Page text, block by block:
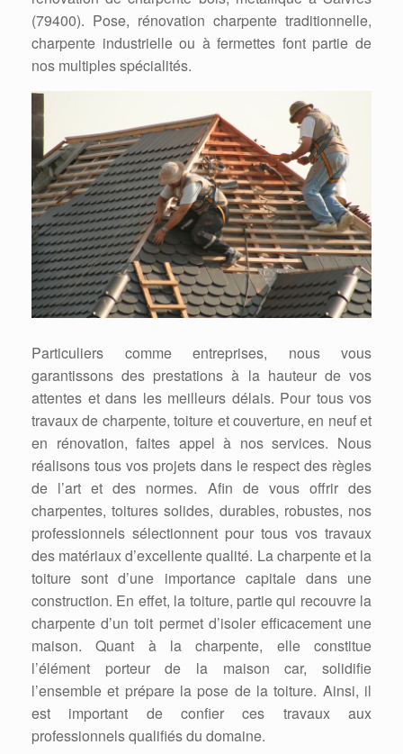
(79400). Pose, rénovation charpente traditionnelle,
charpente industrielle ou à fermettes font partie de
nos multiples spécialités.
Particuliers comme entreprises, nous vous
garantissons des prestations à la hauteur de vos
attentes et dans les meilleurs délais. Pour tous vos
travaux de charpente, toiture et couverture, en neuf et
en rénovation, faites appel à nos services. Nous
réalisons tous vos projets dans le respect des règles
de l’art et des normes. Afin de vous offrir des
charpentes, toitures solides, durables, robustes, nos
professionnels sélectionnent pour tous vos travaux
des matériaux d’excellente qualité. La charpente et la
toiture sont d’une importance capitale dans une
construction. En effet, la toiture, partie qui recouvre la
charpente d’un toit permet d’isoler efficacement une
maison. Quant à la charpente, elle constitue
l’élément porteur de la maison car, solidifie
l’ensemble et prépare la pose de la toiture. Ainsi, il
est important de confier ces travaux aux
professionnels qualifiés du domaine.